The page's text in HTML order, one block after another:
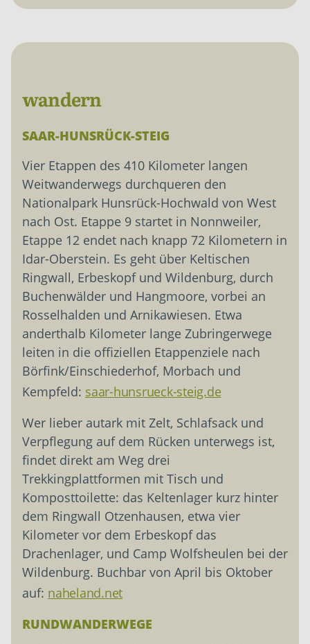
wandern
SAAR-HUNSRÜCK-STEIG
Vier Etappen des 410 Kilometer langen
Weitwanderwegs durchqueren den
Nationalpark Hunsrück-Hochwald von West
nach Ost. Etappe 9 startet in Nonnweiler,
Etappe 12 endet nach knapp 72 Kilometern in
Idar-Oberstein. Es geht über Keltischen
Ringwall, Erbeskopf und Wildenburg, durch
Buchenwälder und Hangmoore, vorbei an
Rosselhalden und Arnikawiesen. Etwa
anderthalb Kilometer lange Zubringerwege
leiten in die offiziellen Etappenziele nach
Börfink/Einschiederhof, Morbach und
Kempfeld: saar-hunsrueck-steig.de
Wer lieber autark mit Zelt, Schlafsack und
Verpflegung auf dem Rücken unterwegs ist,
findet direkt am Weg drei
Trekkingplattformen mit Tisch und
Komposttoilette: das Keltenlager kurz hinter
dem Ringwall Otzenhausen, etwa vier
Kilometer vor dem Erbeskopf das
Drachenlager, und Camp Wolfsheulen bei der
Wildenburg. Buchbar von April bis Oktober
auf: naheland.net
RUNDWANDERWEGE